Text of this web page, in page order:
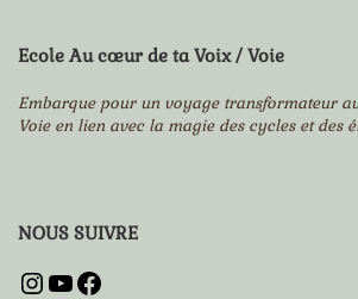
Ecole Au cœur de ta Voix / Voie
Embarque pour un voyage transformateur
Voie en lien avec la magie des cycles et des
NOUS SUIVRE